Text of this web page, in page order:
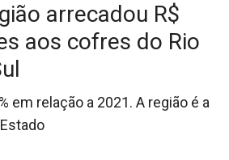
arrecadou R$
aos cofres do Rio
em relação a 2021. A região é a